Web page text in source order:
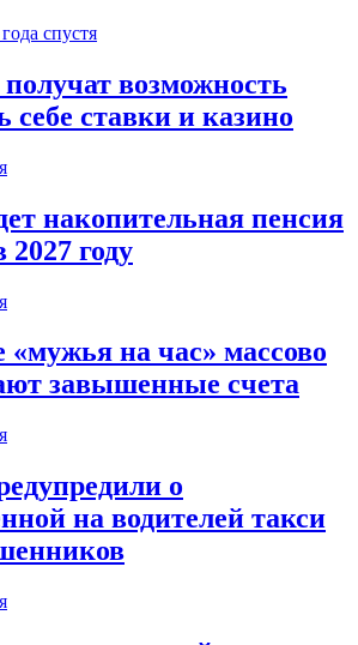
спустя
возможность
себе ставки и казино
накопительная пенсия
2027 году
на час» массово
завышенные счета
о
на водителей такси